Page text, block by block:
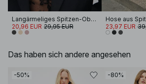
Langärmeliges Spitzen-Oberteil
20,96 EUR 29,95 EUR
Hose aus
23,97 EUR
Das haben sich andere angesehen
-50% -80%